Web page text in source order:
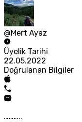
@Mert Ayaz
Üyelik Tarihi
22.05.2022
Doğrulanan Bilgiler
………..